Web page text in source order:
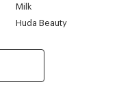
Milk
Huda Beauty